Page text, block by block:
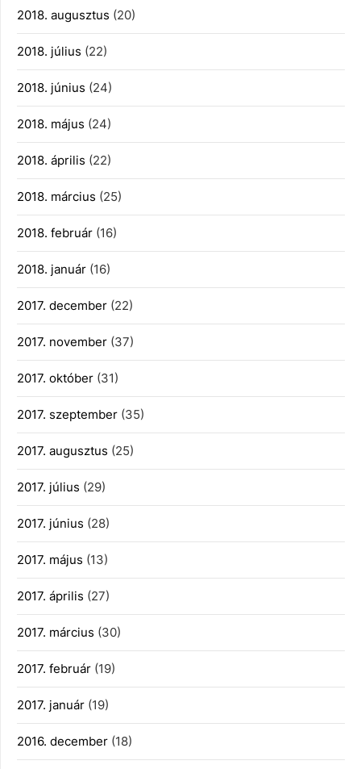
2018. augusztus (20)
2018. július (22)
2018. június (24)
2018. május (24)
2018. április (22)
2018. március (25)
2018. február (16)
2018. január (16)
2017. december (22)
2017. november (37)
2017. október (31)
2017. szeptember (35)
2017. augusztus (25)
2017. július (29)
2017. június (28)
2017. május (13)
2017. április (27)
2017. március (30)
2017. február (19)
2017. január (19)
2016. december (18)